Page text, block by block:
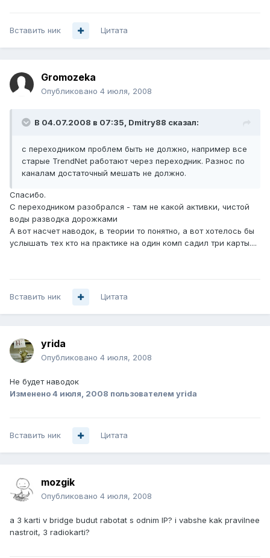
Вставить ник Цитата
Gromozeka
Опубликовано 4 июля, 2008
В 04.07.2008 в 07:35, Dmitry88 сказал:
с переходником проблем быть не должно, например все
старые TrendNet работают через переходник. Разнос по
каналам достаточный мешать не должно.
Спасибо.
С переходником разобрался - там не какой активки, чистой
воды разводка дорожками
А вот насчет наводок, в теории то понятно, а вот хотелось бы
услышать тех кто на практике на один комп садил три карты....
Вставить ник Цитата
yrida
Опубликовано 4 июля, 2008
Не будет наводок
Изменено4 июля, 2008 пользователем yrida
Вставить ник Цитата
mozgik
Опубликовано 4 июля, 2008
a 3 karti v bridge budut rabotat s odnim IP? i vabshe kak pravilnee
nastroit, 3 radiokarti?